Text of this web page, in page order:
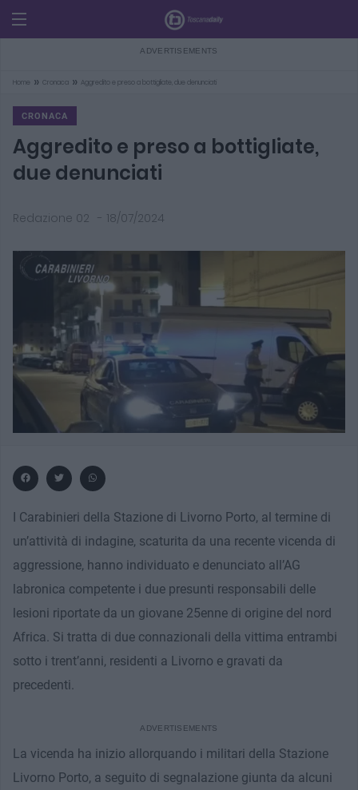
Home » Cronaca » Aggredito e preso a bottigliate, due denunciati
CRONACA
Aggredito e preso a bottigliate,
due denunciati
Redazione 02 - 18/07/2024
I Carabinieri della Stazione di Livorno Porto, al termine di
un’attività di indagine, scaturita da una recente vicenda di
aggressione, hanno individuato e denunciato all’AG
labronica competente i due presunti responsabili delle
lesioni riportate da un giovane 25enne di origine del nord
Africa. Si tratta di due connazionali della vittima entrambi
sotto i trent’anni, residenti a Livorno e gravati da
precedenti.
La vicenda ha inizio allorquando i militari della Stazione
Livorno Porto, a seguito di segnalazione giunta da alcuni